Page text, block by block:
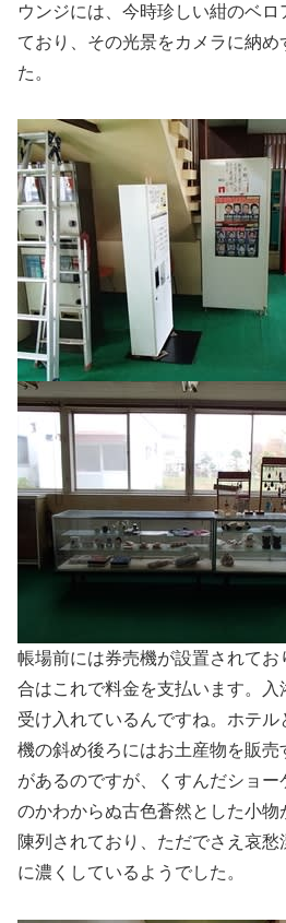
ウンジには、今時珍しい紺のベ
ており、その光景をカメラに納
た。
帳場前には券売機が設置されて
合はこれで料金を支払います。入
受け入れているんですね。ホテ
機の斜め後ろにはお土産物を販
があるのですが、くすんだショ
のかわからぬ古色蒼然とした小物
陳列されており、ただでさえ哀
に濃くしているようでした。